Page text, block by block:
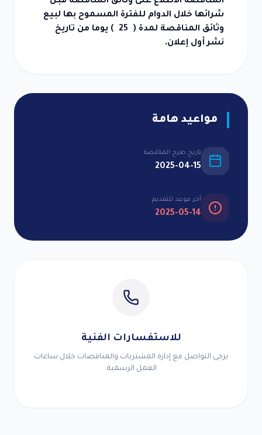
شرائها خلال الدوام للفترة المسموح بها لبيع
وثائق المناقصة لمدة ( 25 ) يوما من تاريخ
نشر أول إعلان.
مواعيد هامة
تاريخ طرح المناقصة
2025-04-15
آخر موعد للتقديم
2025-05-14
للاستفسارات الفنية
يرجى التواصل مع إدارة المشتريات والمناقصات خلال ساعات
العمل الرسمية.